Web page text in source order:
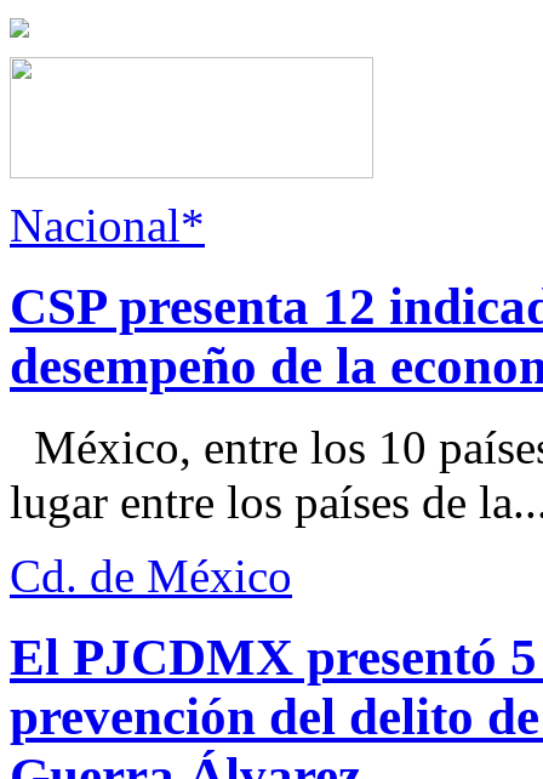
Nacional*
CSP presenta 12
desempeño de la
México, entre los 10
lugar entre los países de
Cd. de México
El PJCDMX presentó
prevención del delito